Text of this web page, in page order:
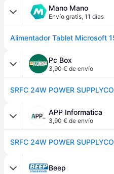
Mano Mano
Envío gratis, 11 días
Pc Box
3,90 € de envío
APP Informatica
3,90 € de envío
Beep